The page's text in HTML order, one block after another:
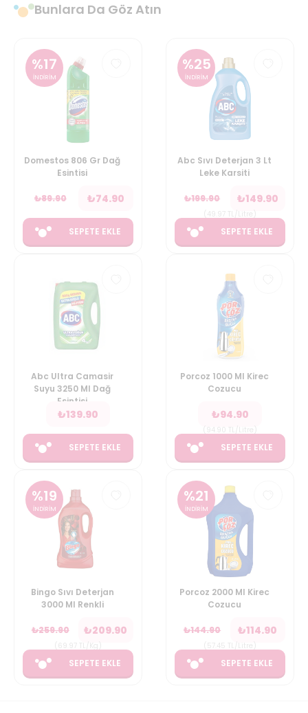
Bunlara Da Göz Atın
%17
İNDİRİM
Domestos 806 Gr Dağ
Esintisi
₺89.90 ₺74.90
SEPETE EKLE
%25
İNDİRİM
Abc Sıvı Deterjan 3 Lt
Leke Karsiti
₺199.90 ₺149.90
SEPETE EKLE
Abc Ultra Camasir
Suyu 3250 Ml Dağ
Esintisi
₺139.90
SEPETE EKLE
Porcoz 1000 Ml Kirec
Cozucu
₺94.90
SEPETE EKLE
%19
İNDİRİM
Bingo Sıvı Deterjan
3000 Ml Renkli
₺259.90 ₺209.90
SEPETE EKLE
%21
İNDİRİM
Porcoz 2000 Ml Kirec
Cozucu
₺144.90 ₺114.90
SEPETE EKLE